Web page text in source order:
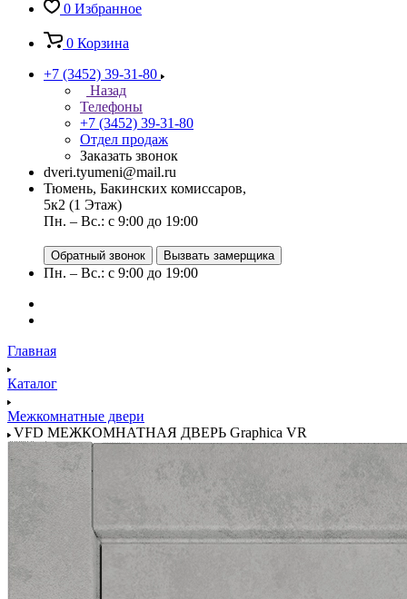
0 Избранное
0 Корзина
+7 (3452) 39-31-80
Назад
Телефоны
+7 (3452) 39-31-80
Отдел продаж
Заказать звонок
dveri.tyumeni@mail.ru
Тюмень, Бакинских комиссаров,
5к2 (1 Этаж)
Пн. – Вс.: с 9:00 до 19:00
Обратный звонок Вызвать замерщика
Пн. – Вс.: с 9:00 до 19:00
Главная
Каталог
Межкомнатные двери
VFD МЕЖКОМНАТНАЯ ДВЕРЬ Graphica VR